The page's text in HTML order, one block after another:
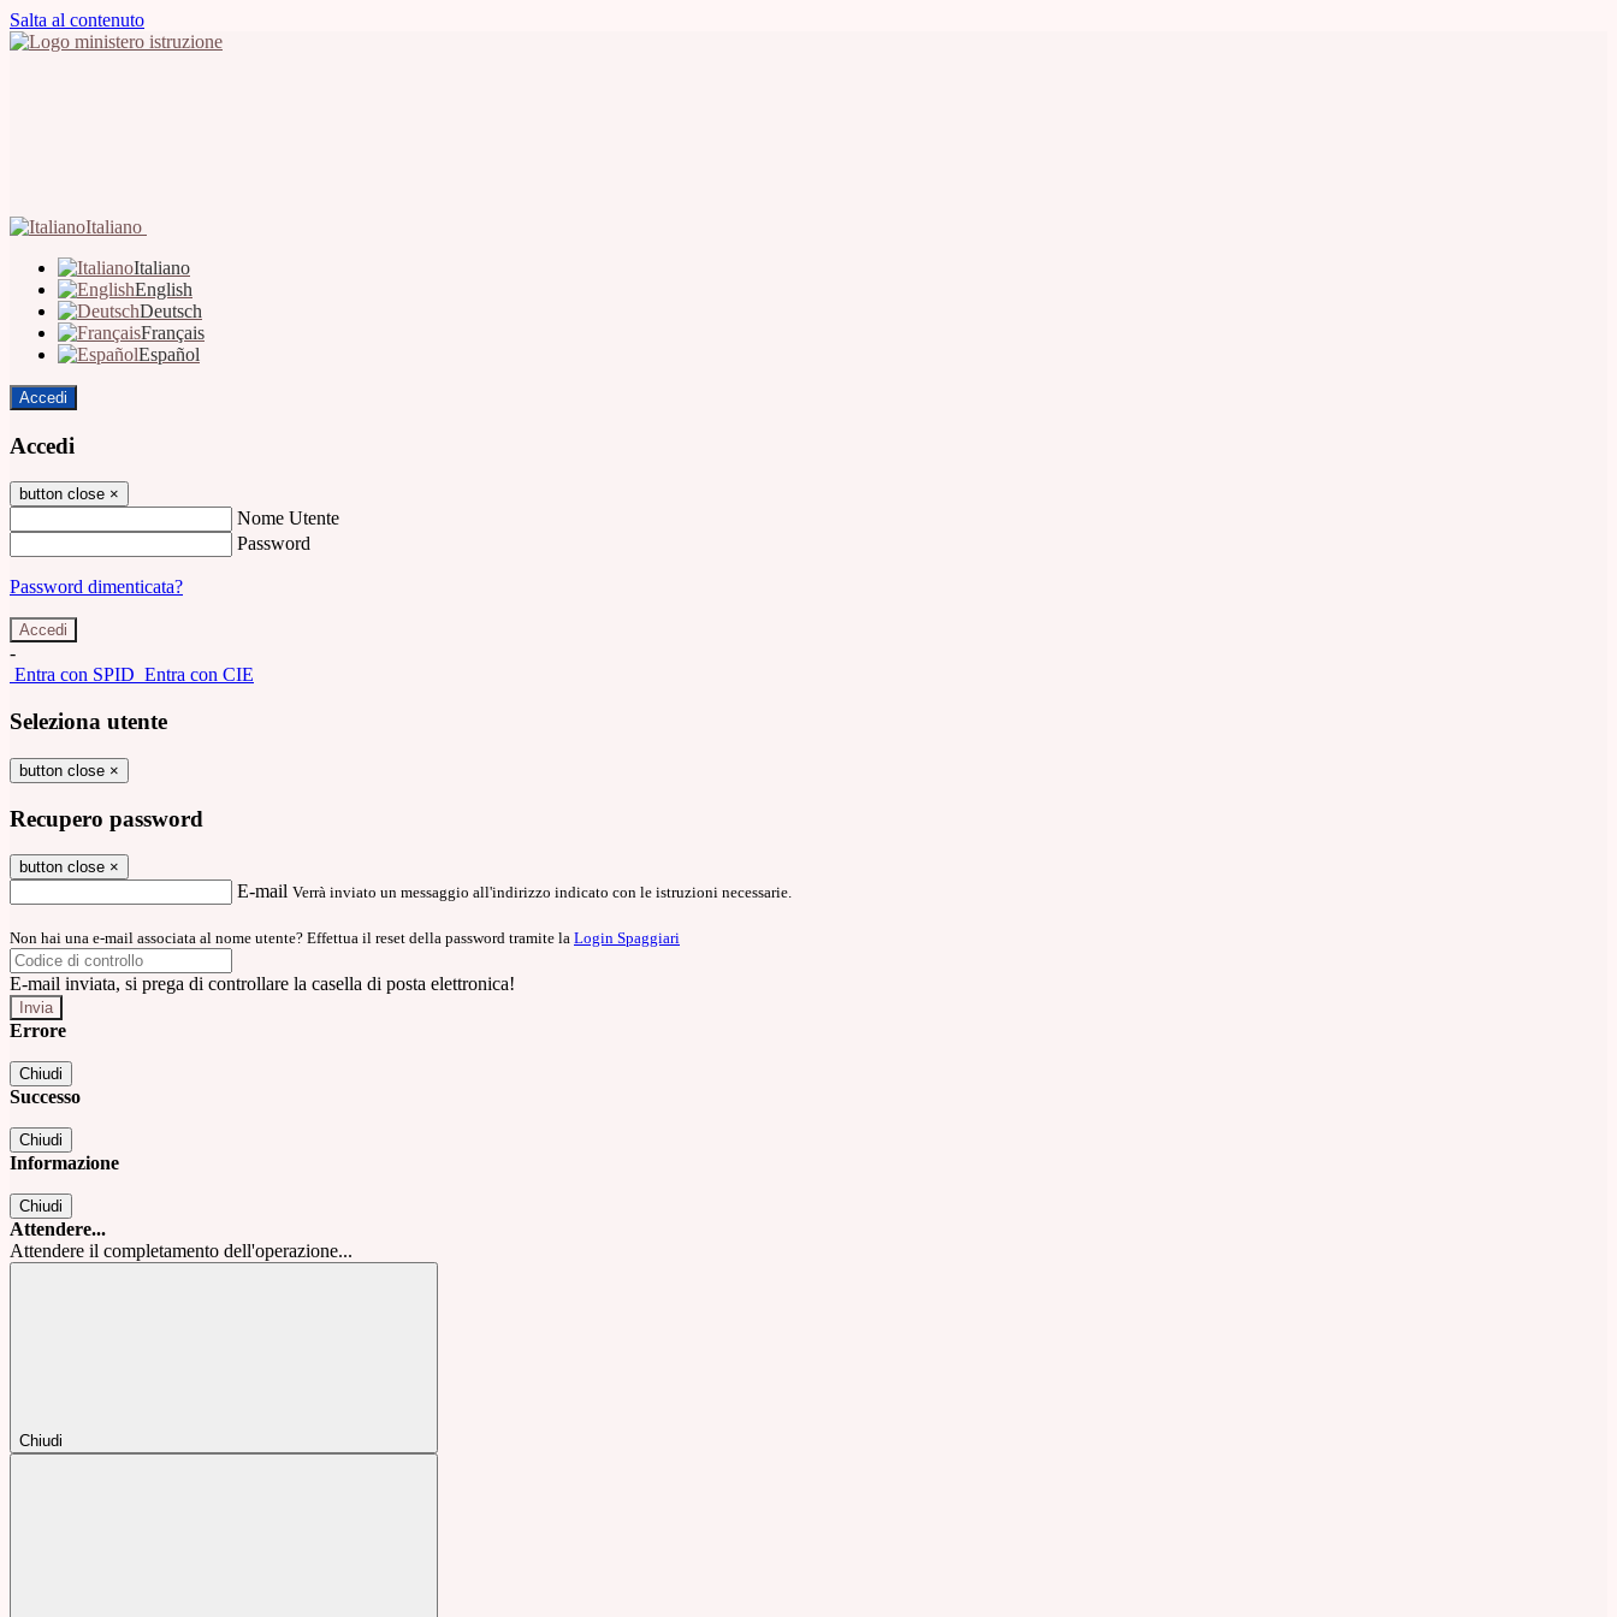
Salta al contenuto
Italiano
Italiano
English
Deutsch
Français
Español
Accedi
Accedi
button close ×
Nome Utente
Password
Password dimenticata?
-
Entra con SPID Entra con CIE
Seleziona utente
button close ×
Recupero password
button close ×
E-mail Verrà inviato un messaggio all'indirizzo indicato con le istruzioni necessarie.
Non hai una e-mail associata al nome utente? Effettua il reset della password tramite la Login Spaggiari
E-mail inviata, si prega di controllare la casella di posta elettronica!
Errore
Chiudi
Successo
Chiudi
Informazione
Chiudi
Attendere...
Attendere il completamento dell'operazione...
Chiudi